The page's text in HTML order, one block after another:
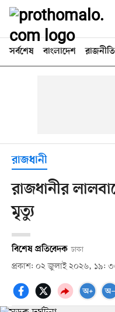
সর্বশেষ বাংলাদেশ রাজনীতি
রাজধানী
রাজধানীর
মৃত্যু
বিশেষ প্রতিবেদক ঢাকা
প্রকাশ: ০২ জুলাই ২০২৬, ১৯: